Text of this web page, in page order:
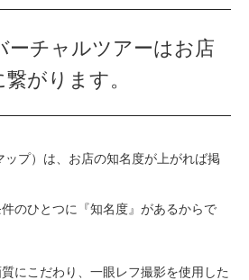
ーチャルツアーはお店
がります。
ップ）は、お店の知名度が上がれば掲
のひとつに『知名度』があるからで
にこだわり、一眼レフ撮影を使用した